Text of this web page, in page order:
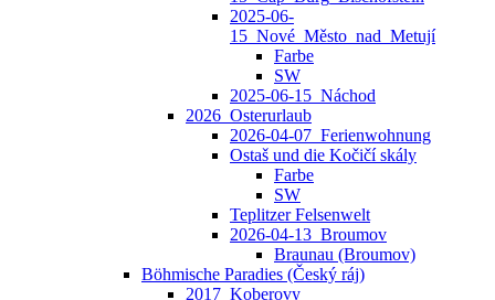
2025-06-
15_Nové_Město_nad_Metují
Farbe
SW
2025-06-15_Náchod
2026_Osterurlaub
2026-04-07_Ferienwohnung
Ostaš und die Kočičí skály
Farbe
SW
Teplitzer Felsenwelt
2026-04-13_Broumov
Braunau (Broumov)
Böhmische Paradies (Český ráj)
2017_Koberovy